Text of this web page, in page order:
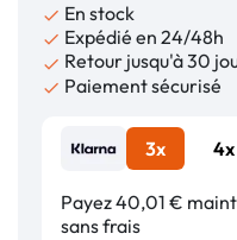
 En stock
 Expédié en 24/48h
 Retour jusqu'à 30
 Paiement sécurisé
3x 4x
Payez 40,01 €
sans frais